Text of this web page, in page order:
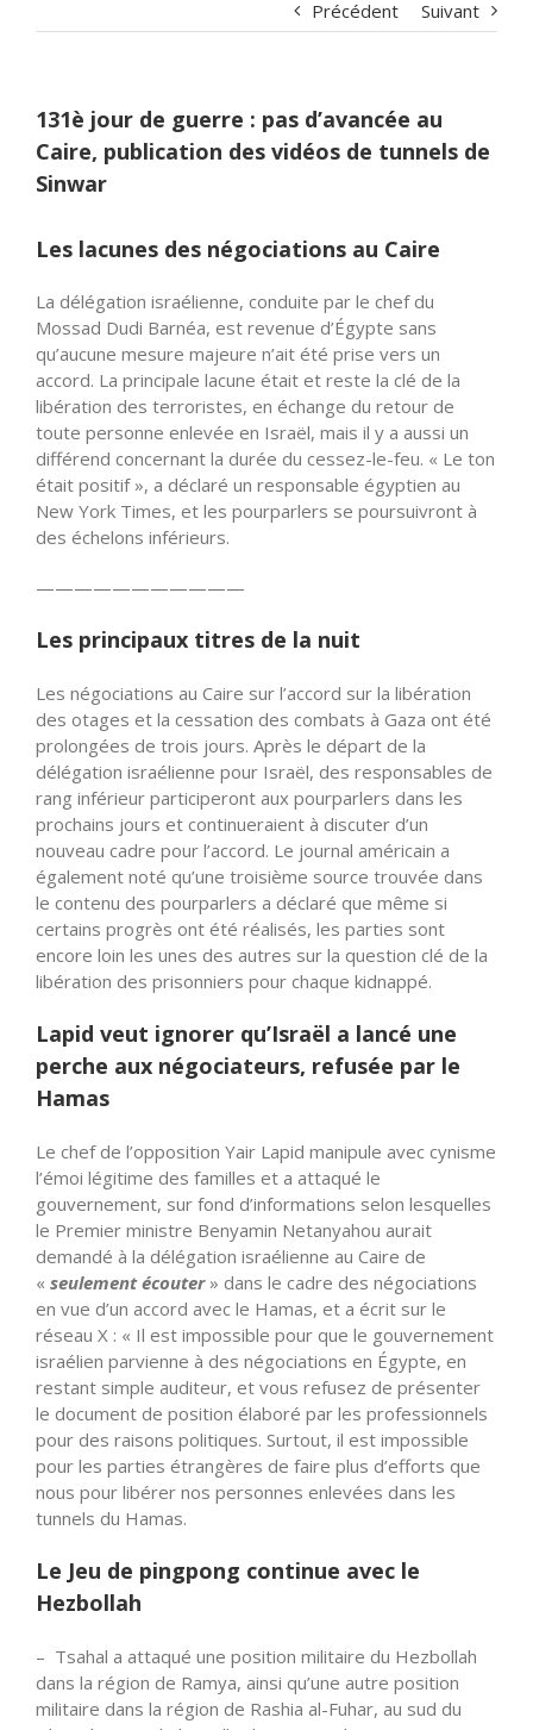
Précédent Suivant
131è jour de guerre : pas d’avancée au
Caire, publication des vidéos de tunnels de
Sinwar
Les lacunes des négociations au Caire
La délégation israélienne, conduite par le chef du
Mossad Dudi Barnéa, est revenue d’Égypte sans
qu’aucune mesure majeure n’ait été prise vers un
accord. La principale lacune était et reste la clé de la
libération des terroristes, en échange du retour de
toute personne enlevée en Israël, mais il y a aussi un
différend concernant la durée du cessez-le-feu. « Le ton
était positif », a déclaré un responsable égyptien au
New York Times, et les pourparlers se poursuivront à
des échelons inférieurs.
———————————
Les principaux titres de la nuit
Les négociations au Caire sur l’accord sur la libération
des otages et la cessation des combats à Gaza ont été
prolongées de trois jours. Après le départ de la
délégation israélienne pour Israël, des responsables de
rang inférieur participeront aux pourparlers dans les
prochains jours et continueraient à discuter d’un
nouveau cadre pour l’accord. Le journal américain a
également noté qu’une troisième source trouvée dans
le contenu des pourparlers a déclaré que même si
certains progrès ont été réalisés, les parties sont
encore loin les unes des autres sur la question clé de la
libération des prisonniers pour chaque kidnappé.
Lapid veut ignorer qu’Israël a lancé une
perche aux négociateurs, refusée par le
Hamas
Le chef de l’opposition Yair Lapid manipule avec cynisme
l’émoi légitime des familles et a attaqué le
gouvernement, sur fond d’informations selon lesquelles
le Premier ministre Benyamin Netanyahou aurait
demandé à la délégation israélienne au Caire de
« seulement écouter» dans le cadre des négociations
en vue d’un accord avec le Hamas, et a écrit sur le
réseau X : « Il est impossible pour que le gouvernement
israélien parvienne à des négociations en Égypte, en
restant simple auditeur, et vous refusez de présenter
le document de position élaboré par les professionnels
pour des raisons politiques. Surtout, il est impossible
pour les parties étrangères de faire plus d’efforts que
nous pour libérer nos personnes enlevées dans les
tunnels du Hamas.
Le Jeu de pingpong continue avec le
Hezbollah
– Tsahal a attaqué une position militaire du Hezbollah
dans la région de Ramya, ainsi qu’une autre position
militaire dans la région de Rashia al-Fuhar, au sud du